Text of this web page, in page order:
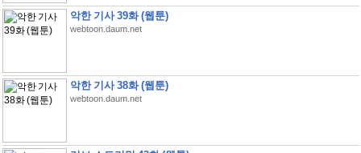
악한 기사 39화 (웹툰)
webtoon.daum.net
악한 기사 38화 (웹툰)
webtoon.daum.net